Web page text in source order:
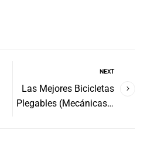
NEXT
Las Mejores Bicicletas
Plegables (Mecánicas y